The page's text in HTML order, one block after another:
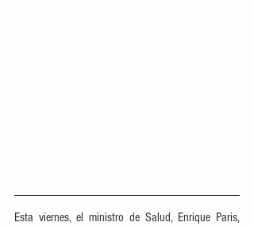
Esta viernes, el ministro de Salud, Enrique Paris,